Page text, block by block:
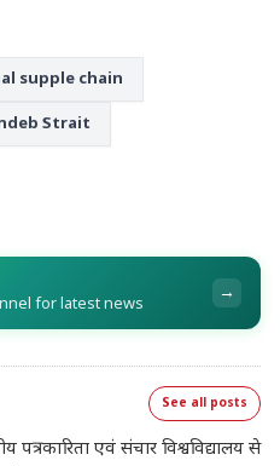
supple chain
Strait
for latest news →
See all posts
पत्रकारिता एवं संचार विश्वविद्यालय से